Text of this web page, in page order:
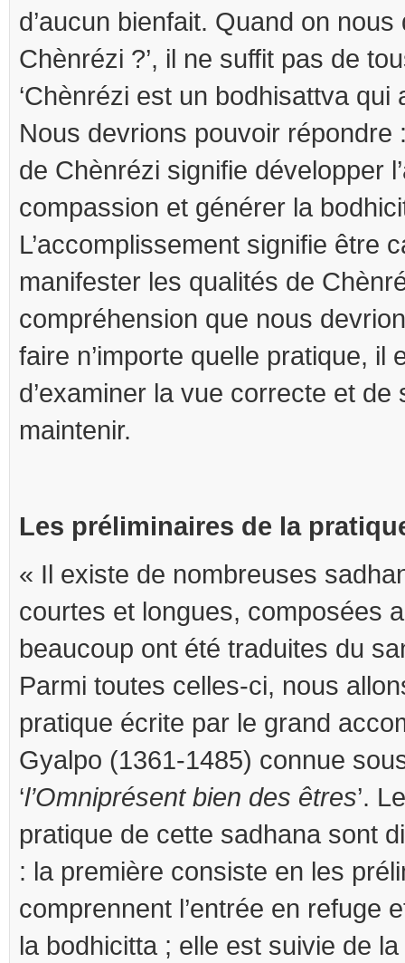
d’aucun bienfait. Quand on nous
Chènrézi ?’, il ne suffit pas de
‘Chènrézi est un bodhisattva qui
Nous devrions pouvoir répondre
de Chènrézi signifie développer
compassion et générer la
L’accomplissement signifie être
manifester les qualités de
compréhension que nous
faire n’importe quelle pratique, il
d’examiner la vue correcte et
maintenir.
Les préliminaires de la
« Il existe de nombreuses
courtes et longues, composées
beaucoup ont été traduites du
Parmi toutes celles-ci, nous
pratique écrite par le grand
Gyalpo (1361-1485) connue
‘l’Omniprésent bien des êtres’.
pratique de cette sadhana sont
: la première consiste en les
comprennent l’entrée en refuge
la bodhicitta ; elle est suivie de